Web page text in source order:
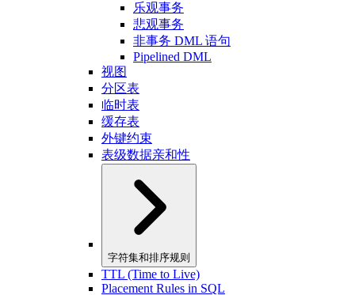
乐观事务
悲观事务
非事务 DML 语句
Pipelined DML
视图
分区表
临时表
缓存表
外键约束
表级数据亲和性
字符集和排序规则
TTL (Time to Live)
Placement Rules in SQL